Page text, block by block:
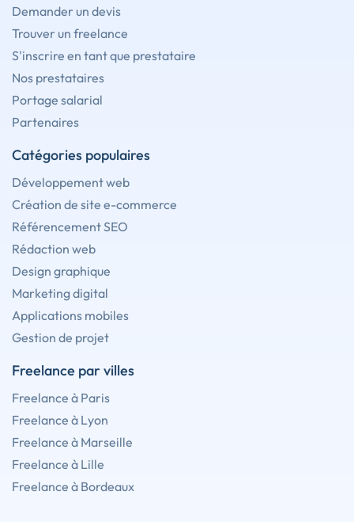
Demander un devis
Trouver un freelance
S'inscrire en tant que prestataire
Nos prestataires
Portage salarial
Partenaires
Catégories populaires
Développement web
Création de site e-commerce
Référencement SEO
Rédaction web
Design graphique
Marketing digital
Applications mobiles
Gestion de projet
Freelance par villes
Freelance à Paris
Freelance à Lyon
Freelance à Marseille
Freelance à Lille
Freelance à Bordeaux